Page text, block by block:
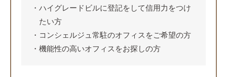
ハイグレードビルに登記をして信用力をつけ
たい方
コンシェルジュ常駐のオフィスをご希望の方
機能性の高いオフィスをお探しの方